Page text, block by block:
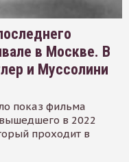
в Москве. В
и Муссолини
показ фильма
в 2022
проходит в